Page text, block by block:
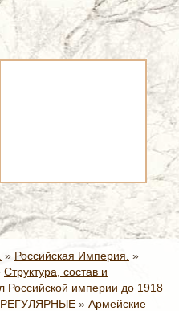
» Российская Империя. »
Структура, состав и
Российской империи до 1918
» Армейские